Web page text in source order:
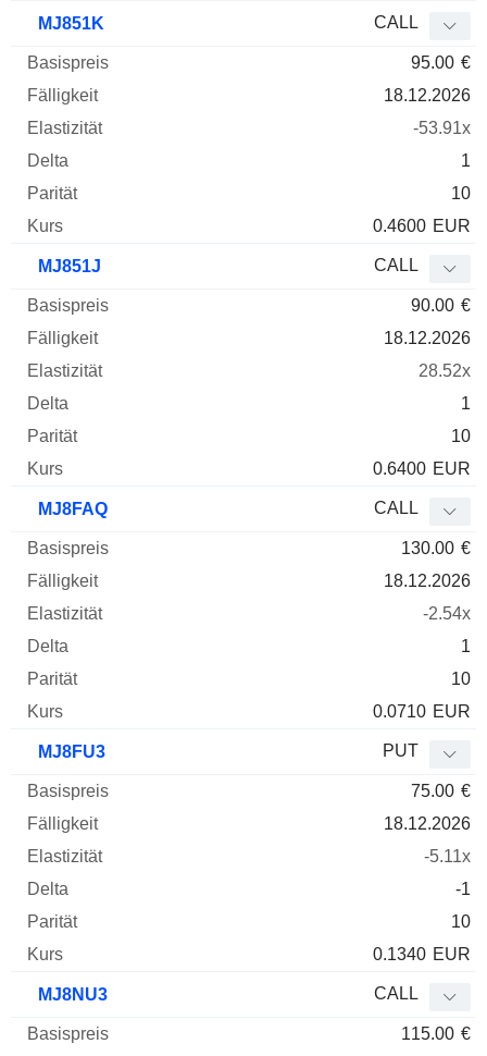
MJ851K CALL
95.00 €
18.12.2026
-53.91x
1
10
0.4600 EUR
MJ851J CALL
90.00 €
18.12.2026
28.52x
1
10
0.6400 EUR
MJ8FAQ CALL
130.00 €
18.12.2026
-2.54x
1
10
0.0710 EUR
MJ8FU3 PUT
75.00 €
18.12.2026
-5.11x
-1
10
0.1340 EUR
MJ8NU3 CALL
115.00 €